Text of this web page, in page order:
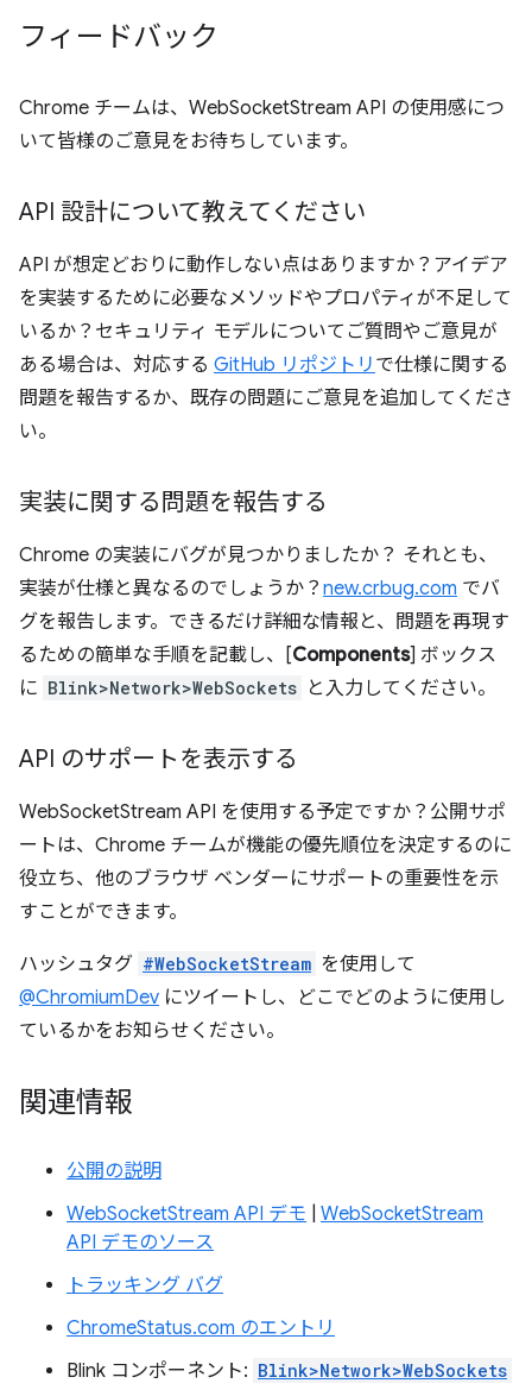
フィードバック
Chrome チームは、WebSocketStream API の使用感につ
いて皆様のご意見をお待ちしています。
API 設計について教えてください
API が想定どおりに動作しない点はありますか？アイデア
を実装するために必要なメソッドやプロパティが不足して
いるか？セキュリティ モデルについてご質問やご意見が
ある場合は、対応する GitHub リポジトリ で仕様に関する
問題を報告するか、既存の問題にご意見を追加してくださ
い。
実装に関する問題を報告する
Chrome の実装にバグが見つかりましたか？ それとも、
実装が仕様と異なるのでしょうか？ new.crbug.com でバ
グを報告します。できるだけ詳細な情報と、問題を再現す
るための簡単な手順を記載し、[Components] ボックス
に Blink>Network>WebSockets と入力してください。
API のサポートを表示する
WebSocketStream API を使用する予定ですか？公開サポ
ートは、Chrome チームが機能の優先順位を決定するのに
役立ち、他のブラウザ ベンダーにサポートの重要性を示
すことができます。
ハッシュタグ #WebSocketStream を使用して
@ChromiumDev にツイートし、どこでどのように使用し
ているかをお知らせください。
関連情報
公開の説明
WebSocketStream API デモ
WebSocketStream
API デモのソース
トラッキング バグ
ChromeStatus.com のエントリ
Blink コンポーネント: Blink>Network>WebSockets